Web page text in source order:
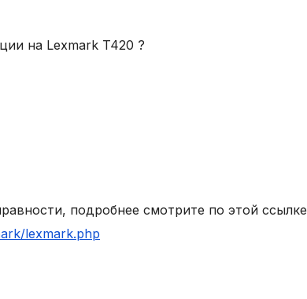
на Lexmark T420 ?
подробнее смотрите по этой ссылке
lexmark.php